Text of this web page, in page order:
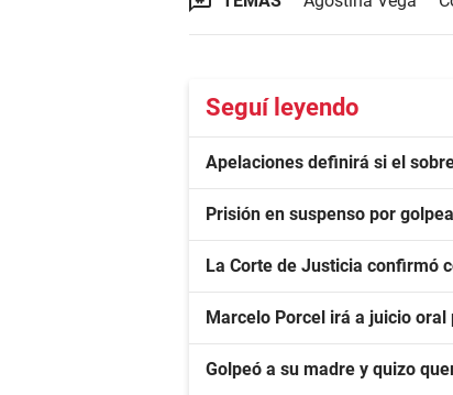
Seguí leyendo
Apelaciones definirá si el
Prisión en suspenso por
La Corte de Justicia confirmó
Marcelo Porcel irá a juicio
Golpeó a su madre y quizo